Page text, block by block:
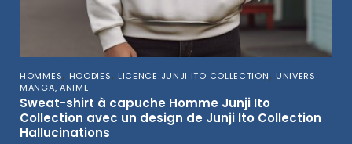
HOMMES, HOODIES, LICENCE JUNJI ITO COLLECTION, UNIVERS
MANGA, ANIME
Sweat-shirt à capuche Homme Junji Ito
Collection avec un design de Junji Ito Collection
Hallucinations